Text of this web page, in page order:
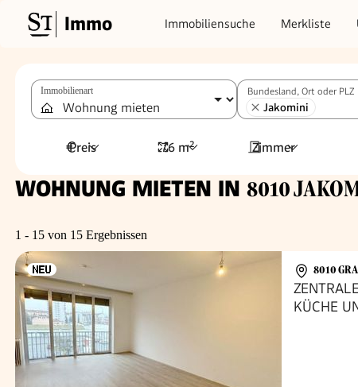
Immo Immobiliensuche Merkliste
Immobilienart Bundesland, Ort oder PLZ
Jakomini
Preis 76 m² Zimmer
WOHNUNG MIETEN IN 8010
1 - 15 von 15 Ergebnissen
8010
KÜCHE